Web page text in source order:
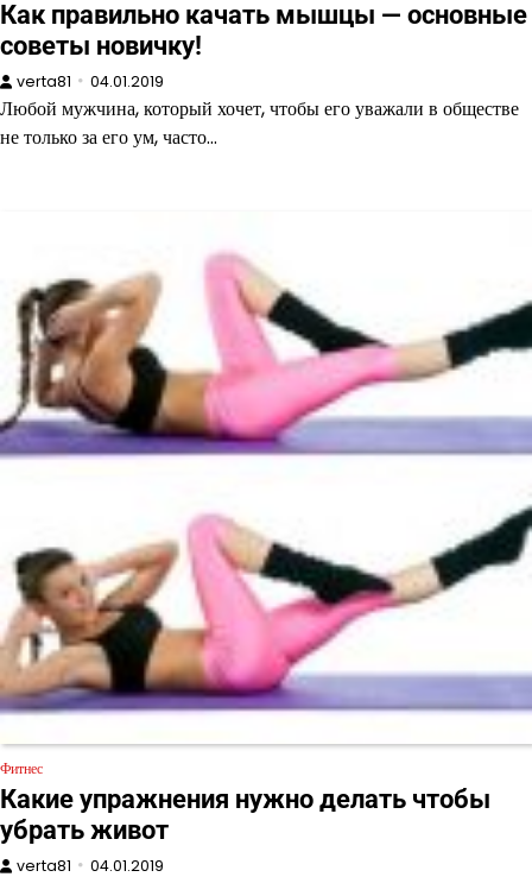
Как правильно качать мышцы — основные
советы новичку!
verta81 04.01.2019
Любой мужчина, который хочет, чтобы его уважали в обществе
не только за его ум, часто…
Фитнес
Какие упражнения нужно делать чтобы
убрать живот
verta81 04.01.2019